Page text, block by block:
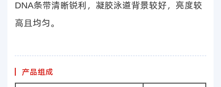
DNA条带清晰锐利，凝胶泳道背景较好，亮度较
高且均匀。
产品组成